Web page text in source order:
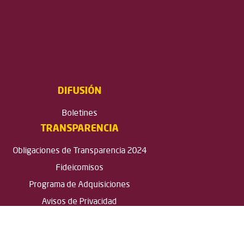
DIFUSIÓN
Boletines
TRANSPARENCIA
Obligaciones de Transparencia 2024
Fideicomisos
Programa de Adquisiciones
Avisos de Privacidad